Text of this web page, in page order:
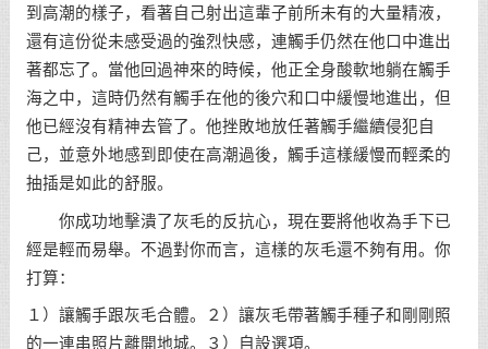
到高潮的樣子，看著自己射出這輩子前所未有的大量精液，
還有這份從未感受過的強烈快感，連觸手仍然在他口中進出
著都忘了。當他回過神來的時候，他正全身酸軟地躺在觸手
海之中，這時仍然有觸手在他的後穴和口中緩慢地進出，但
他已經沒有精神去管了。他挫敗地放任著觸手繼續侵犯自
己，並意外地感到即使在高潮過後，觸手這樣緩慢而輕柔的
抽插是如此的舒服。
你成功地擊潰了灰毛的反抗心，現在要將他收為手下已
經是輕而易舉。不過對你而言，這樣的灰毛還不夠有用。你
打算：
１）讓觸手跟灰毛合體。２）讓灰毛帶著觸手種子和剛剛照
的一連串照片離開地城。３）自設選項。